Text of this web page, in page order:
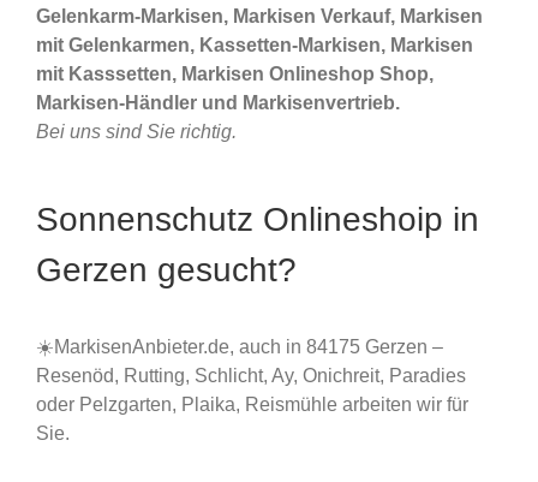
Gelenkarm-Markisen, Markisen Verkauf, Markisen
mit Gelenkarmen, Kassetten-Markisen, Markisen
mit Kasssetten, Markisen Onlineshop Shop,
Markisen-Händler und Markisenvertrieb.
Bei uns sind Sie richtig.
Sonnenschutz Onlineshoip in
Gerzen gesucht?
☀️MarkisenAnbieter.de, auch in 84175 Gerzen –
Resenöd, Rutting, Schlicht, Ay, Onichreit, Paradies
oder Pelzgarten, Plaika, Reismühle arbeiten wir für
Sie.